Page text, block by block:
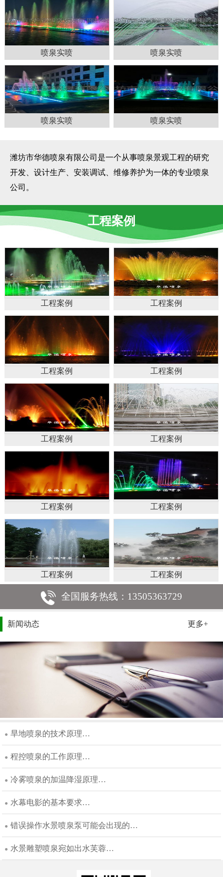
喷泉实喷 喷泉实喷
喷泉实喷 喷泉实喷
潍坊市华德喷泉有限公司是一个从事喷泉景观工程的研究
开发、设计生产、安装调试、维修养护为一体的专业喷泉
公司。
工程案例
工程案例 工程案例
工程案例 工程案例
工程案例 工程案例
工程案例 工程案例
工程案例 工程案例
全国服务热线：13505363729
新闻动态 更多+
● 旱地喷泉的技术原理…
● 程控喷泉的工作原理…
● 冷雾喷泉的加温降湿原理…
● 水幕电影的基本要求…
● 错误操作水景喷泉泵可能会出现的…
● 水景雕塑喷泉宛如出水芙蓉…